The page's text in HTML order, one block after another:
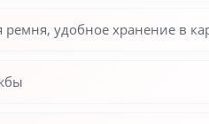
удобное хранение в